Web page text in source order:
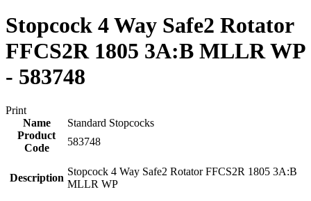
Stopcock 4 Way Safe2 Rotator
FFCS2R 1805 3A:B MLLR WP
- 583748
Print
Name
Standard Stopcocks
Product
Code
583748
Description
Stopcock 4 Way Safe2 Rotator FFCS2R 1805 3A:B
MLLR WP